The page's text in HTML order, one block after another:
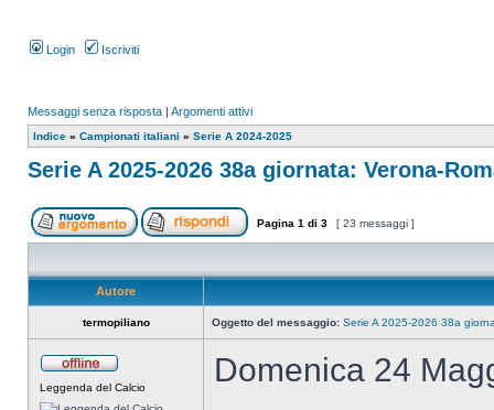
Login Iscriviti
Messaggi senza risposta | Argomenti attivi
Indice » Campionati italiani » Serie A 2024-2025
Serie A 2025-2026 38a giornata: Verona-
Pagina 1 di 3 [ 23 messaggi ]
Autore
termopiliano Oggetto del messaggio: Serie A 2025-2026 38a
Leggenda del Calcio Domenica 24